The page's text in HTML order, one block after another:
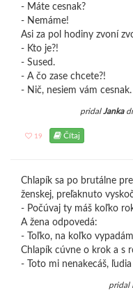
- Máte cesnak?
- Nemáme!
Asi za pol hodiny zvoní
- Kto je?!
- Sused.
- A čo zase chcete?!
- Nič, nesiem vám cesnak.
pridalJanka
19 Čítaj
Chlapík sa po brutálne
ženskej, preľaknuto
- Počúvaj ty máš koľko
A žena odpovedá:
- Toľko, na koľko
Chlapík cúvne o krok a s
- Toto mi nenakecáš,
pridal